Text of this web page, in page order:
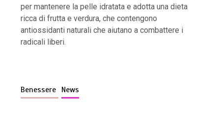
per mantenere la pelle idratata e adotta una dieta
ricca di frutta e verdura, che contengono
antiossidanti naturali che aiutano a combattere i
radicali liberi.
Benessere News